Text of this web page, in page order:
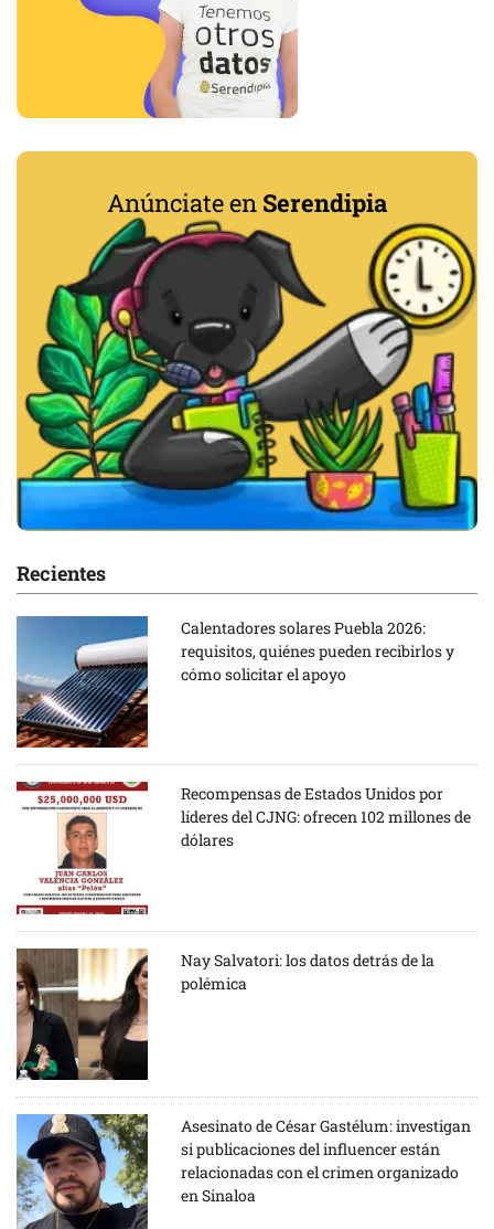
Anúnciate en Serendipia
Recientes
Calentadores solares Puebla 2026:
requisitos, quiénes pueden recibirlos y
cómo solicitar el apoyo
Recompensas de Estados Unidos por
líderes del CJNG: ofrecen 102 millones de
dólares
Nay Salvatori: los datos detrás de la
polémica
Asesinato de César Gastélum: investigan
si publicaciones del influencer están
relacionadas con el crimen organizado
en Sinaloa